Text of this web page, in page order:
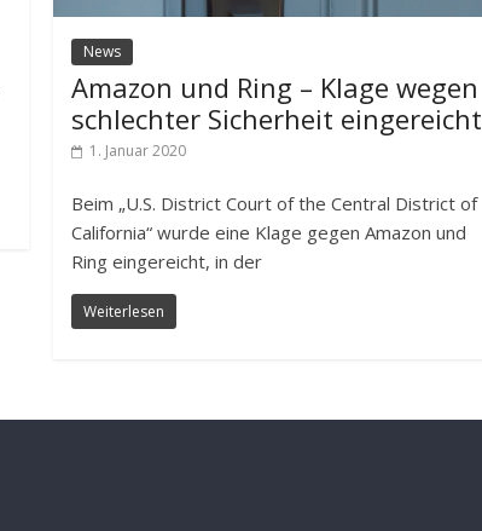
News
Amazon und Ring – Klage wegen
schlechter Sicherheit eingereicht
1. Januar 2020
Beim „U.S. District Court of the Central District of
California“ wurde eine Klage gegen Amazon und
Ring eingereicht, in der
Weiterlesen